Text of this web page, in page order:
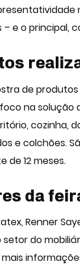
e o principal,
de
na solução
cozinha,
e colchões.
de 12 meses.
da
Renner
do